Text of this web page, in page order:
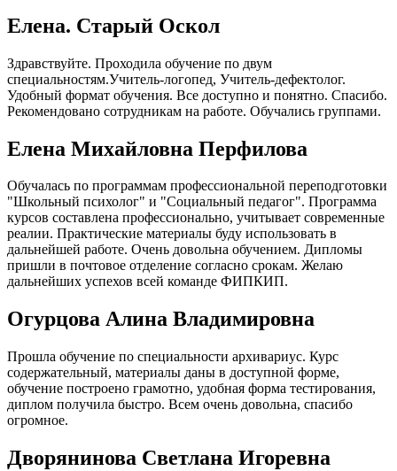
Елена. Старый Оскол
Здравствуйте. Проходила обучение по двум
специальностям.Учитель-логопед, Учитель-дефектолог.
Удобный формат обучения. Все доступно и понятно. Спасибо.
Рекомендовано сотрудникам на работе. Обучались группами.
Елена Михайловна Перфилова
Обучалась по программам профессиональной переподготовки
"Школьный психолог" и "Социальный педагог". Программа
курсов составлена профессионально, учитывает современные
реалии. Практические материалы буду использовать в
дальнейшей работе. Очень довольна обучением. Дипломы
пришли в почтовое отделение согласно срокам. Желаю
дальнейших успехов всей команде ФИПКИП.
Огурцова Алина Владимировна
Прошла обучение по специальности архивариус. Курс
содержательный, материалы даны в доступной форме,
обучение построено грамотно, удобная форма тестирования,
диплом получила быстро. Всем очень довольна, спасибо
огромное.
Дворянинова Светлана Игоревна